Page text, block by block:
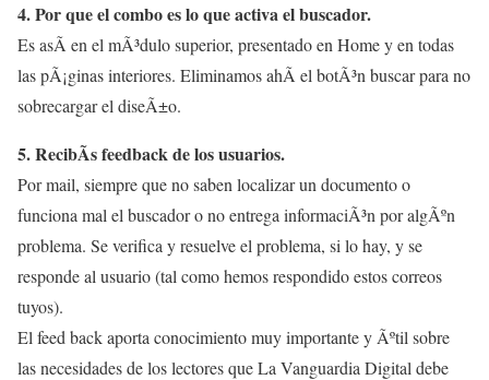
4. Por que el combo es lo que activa el buscador.
Es asÃ­ en el mÃ³dulo superior, presentado en Home y en todas
las pÃ¡ginas interiores. Eliminamos ahÃ­ el botÃ³n buscar para no
sobrecargar el diseÃ±o.
5. RecibÃ­s feedback de los usuarios.
Por mail, siempre que no saben localizar un documento o
funciona mal el buscador o no entrega informaciÃ³n por algÃºn
problema. Se verifica y resuelve el problema, si lo hay, y se
responde al usuario (tal como hemos respondido estos correos
tuyos).
El feed back aporta conocimiento muy importante y Ãºtil sobre
las necesidades de los lectores que La Vanguardia Digital debe